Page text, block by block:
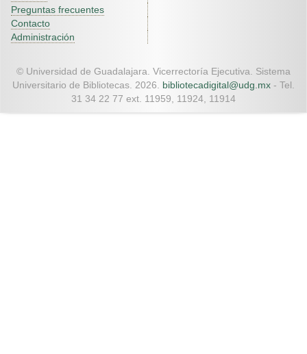
Preguntas frecuentes
Contacto
Administración
© Universidad de Guadalajara. Vicerrectoría Ejecutiva. Sistema
Universitario de Bibliotecas. 2026. bibliotecadigital@udg.mx - Tel.
31 34 22 77 ext. 11959, 11924, 11914